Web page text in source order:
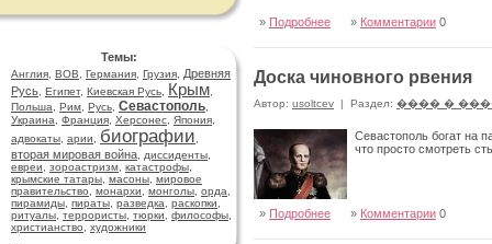
Темы:
Англия ВОВ Германия Грузия
Древняя
Русь Египет, Киевская Русь Крым
Польша
Рим Русь Севастополь
Украина
Франция Херсонес Япония
адвокаты арии биографии
вторая мировая война диссиденты
евреи
зороастризм катастрофы
крымские татары масоны мировое
правительство
монархи монголы орда
пирамиды пираты разведка раскопки
ритуалы террористы тюрки философы
христианство
художники
» Подробнее » Комментарии 0
Доска чиновного рвения
Автор: usoltcev | Раздел: ���� �
Севастополь богат на
что просто смотреть
» Подробнее » Комментарии 0